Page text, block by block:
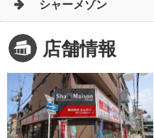
シャーメゾン
店舗情報